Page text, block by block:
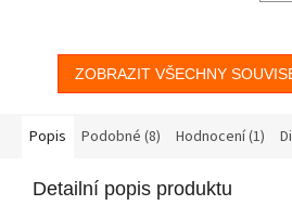
ZOBRAZIT VŠECHNY
Popis Podobné (8) Hodnocení (1)
Detailní popis produktu